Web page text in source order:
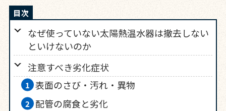
なぜ使っていない太陽熱温水器は撤去しない
といけないのか
注意すべき劣化症状
表面のさび・汚れ・異物
配管の腐食と劣化